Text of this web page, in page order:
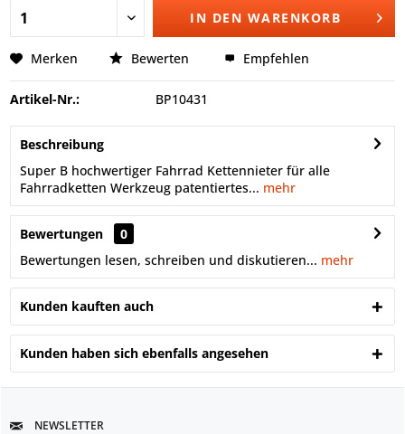
IN DEN WARENKORB
Merken Bewerten Empfehlen
Artikel-Nr.: BP10431
Beschreibung
Super B hochwertiger Fahrrad Kettennieter für alle
Fahrradketten Werkzeug patentiertes... mehr
Bewertungen
0
Bewertungen lesen, schreiben und diskutieren... mehr
Kunden kauften auch
Kunden haben sich ebenfalls angesehen
NEWSLETTER